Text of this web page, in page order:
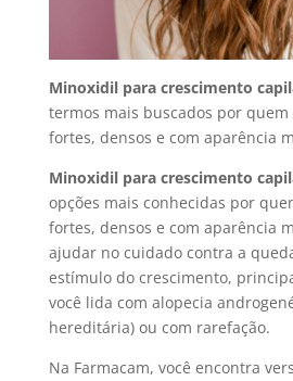
Minoxidil para crescimento
termos mais buscados por
fortes, densos e com aparência
Minoxidil para crescimento
opções mais conhecidas por
fortes, densos e com aparência
ajudar no cuidado contra a
estímulo do crescimento,
você lida com alopecia
hereditária) ou com rarefação.
Na Farmacam, você encontra